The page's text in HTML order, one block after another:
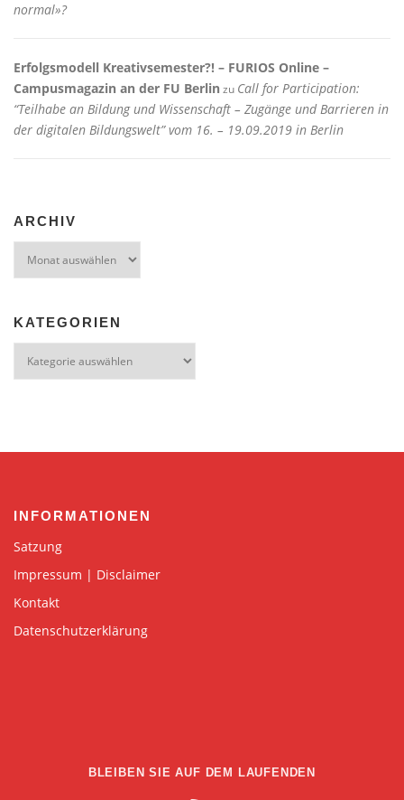
normal»?
Erfolgsmodell Kreativsemester?! – FURIOS Online –
Campusmagazin an der FU Berlin zu Call for Participation:
“Teilhabe an Bildung und Wissenschaft – Zugänge und Barrieren in
der digitalen Bildungswelt” vom 16. – 19.09.2019 in Berlin
ARCHIV
KATEGORIEN
INFORMATIONEN
Satzung
Impressum | Disclaimer
Kontakt
Datenschutzerklärung
BLEIBEN SIE AUF DEM LAUFENDEN